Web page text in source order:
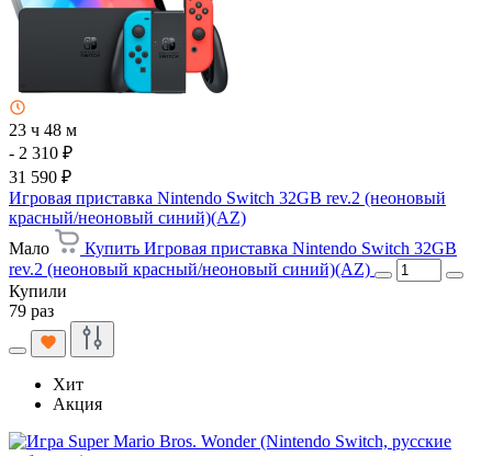
23 ч 48 м
- 2 310 ₽
31 590 ₽
Игровая приставка Nintendo Switch 32GB rev.2 (неоновый
красный/неоновый синий)(AZ)
Мало
Купить Игровая приставка Nintendo Switch 32GB
rev.2 (неоновый красный/неоновый синий)(AZ)
Купили
79 раз
Хит
Акция